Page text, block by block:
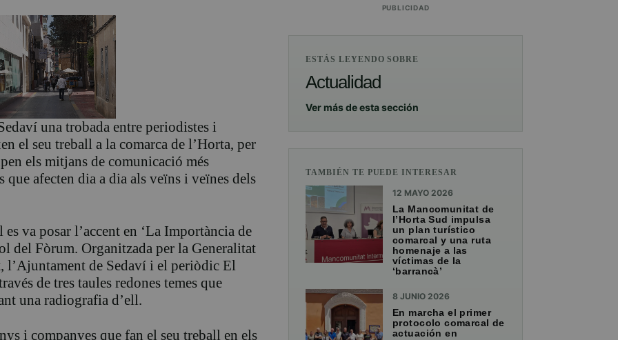
una trobada entre periodistes i
el seu treball a la comarca de l’Horta, per
els mitjans de comunicació més
afecten dia a dia als veïns i veïnes dels
va posar l’accent en ‘La Importància de
del Fòrum. Organitzada per la Generalitat
l’Ajuntament de Sedaví i el periòdic El
de tres taules redones temes que
una radiografia d’ell.
i companyes que fan el seu treball en els
PUBLICIDAD
ESTÁS LEYENDO SOBRE
Actualidad
Ver más de esta sección
TAMBIÉN TE PUEDE INTERESAR
12 MAYO 2026
La Mancomunitat de
l’Horta Sud impulsa
un plan turístico
comarcal y una ruta
homenaje a las
víctimas de la
‘barrancà’
8 JUNIO 2026
En marcha el primer
protocolo comarcal de
actuación en